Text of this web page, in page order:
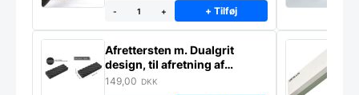
- + + Tilføj
Afrettersten m. Dualgrit
design, til afretning af
slibesten
149,00 DKK